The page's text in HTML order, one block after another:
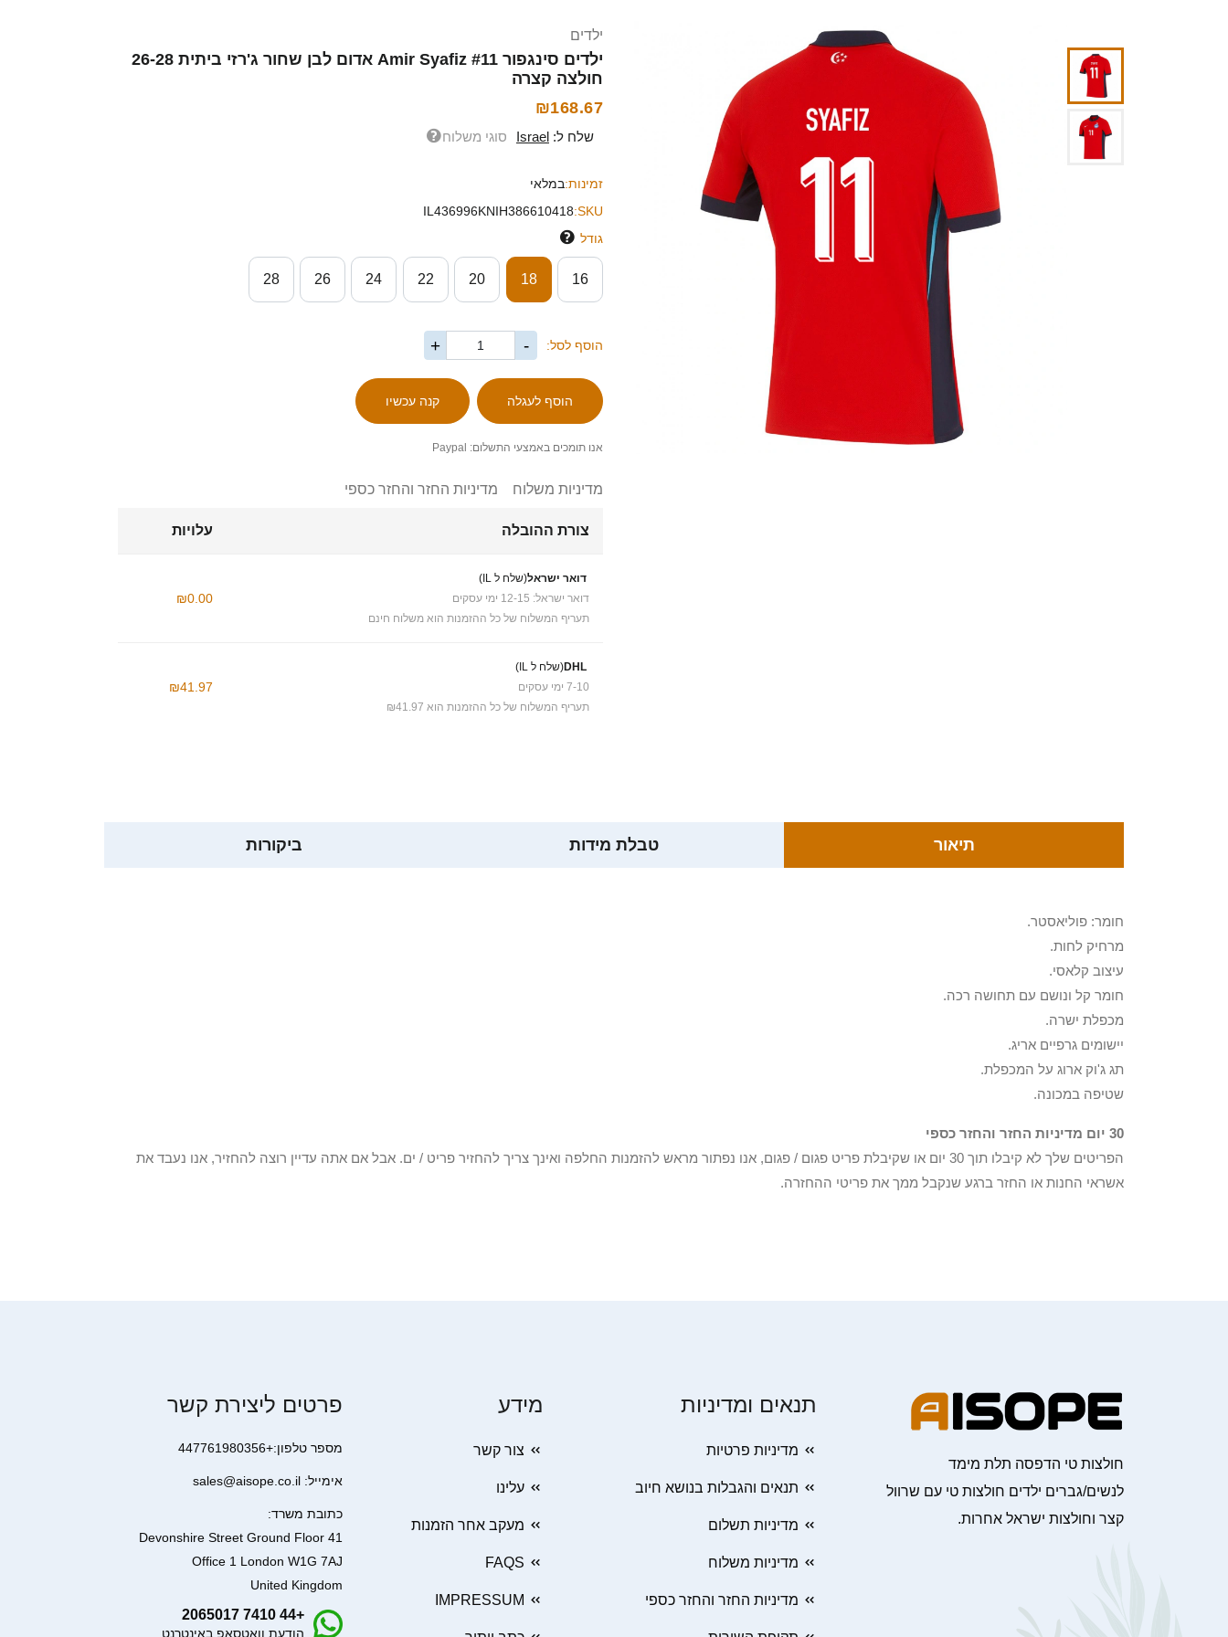
ילדים
ילדים סינגפור Amir Syafiz #11 אדום לבן שחור ג'רזי ביתית 26-28
חולצה קצרה
₪168.67
שלח ל: Israel סוגי משלוח
זמינות:במלאי
SKU:
IL436996KNIH386610418
גודל
16
18
20
22
24
26
28
הוסף לסל: -
+
אנו תומכים באמצעי התשלום: Paypal
מדיניות משלוח מדיניות החזר והחזר כספי
צורת ההובלה עלויות
דואר ישראל(שלח ל IL)
דואר ישראל: 12-15 ימי עסקים
תעריף המשלוח של כל ההזמנות הוא משלוח חינם
₪0.00
DHL(שלח ל IL)
7-10 ימי עסקים
תעריף המשלוח של כל ההזמנות הוא ₪41.97
₪41.97
תיאור טבלת מידות ביקורות
חומר: פוליאסטר.
מרחיק לחות.
עיצוב קלאסי.
חומר קל ונושם עם תחושה רכה.
מכפלת ישרה.
יישומים גרפיים אריג.
תג ג'וק ארוג על המכפלת.
שטיפה במכונה.
30 יום מדיניות החזר והחזר כספי
הפריטים שלך לא קיבלו תוך 30 יום או שקיבלת פריט פגום / פגום, אנו נפתור מראש להזמנות החלפה ואינך צריך להחזיר פריט / ים. אבל אם אתה עדיין רוצה להחזיר, אנו נעבד את
אשראי החנות או החזר ברגע שנקבל ממך את פריטי ההחזרה.
חולצות טי הדפסה תלת מימד
לנשים/גברים ילדים חולצות טי עם שרוול
קצר וחולצות ישראל אחרות.
תנאים ומדיניות
מדיניות פרטיות
תנאים והגבלות בנושא חיוב
מדיניות תשלום
מדיניות משלוח
מדיניות החזר והחזר כספי
מידע
צור קשר
עלינו
מעקב אחר הזמנות
FAQS
IMPRESSUM
פרטים ליצירת קשר
מספר טלפון:+447761980356
אימייל: sales@aisope.co.il
כתובת משרד:
41 Devonshire Street Ground Floor
Office 1 London W1G 7AJ
United Kingdom
+44 7410 2065017
הודעת וואטסאפ באינטרנט